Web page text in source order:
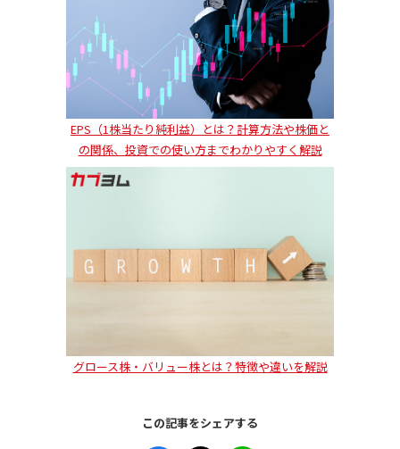
EPS（1株当たり純利益）とは？計算方法や株価と
の関係、投資での使い方までわかりやすく解説
グロース株・バリュー株とは？特徴や違いを解説
この記事をシェアする